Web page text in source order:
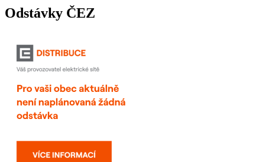
Odstávky ČEZ